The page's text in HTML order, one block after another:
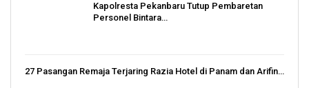
Kapolresta Pekanbaru Tutup Pembaretan
Personel Bintara…
27 Pasangan Remaja Terjaring Razia Hotel di Panam dan Arifin…